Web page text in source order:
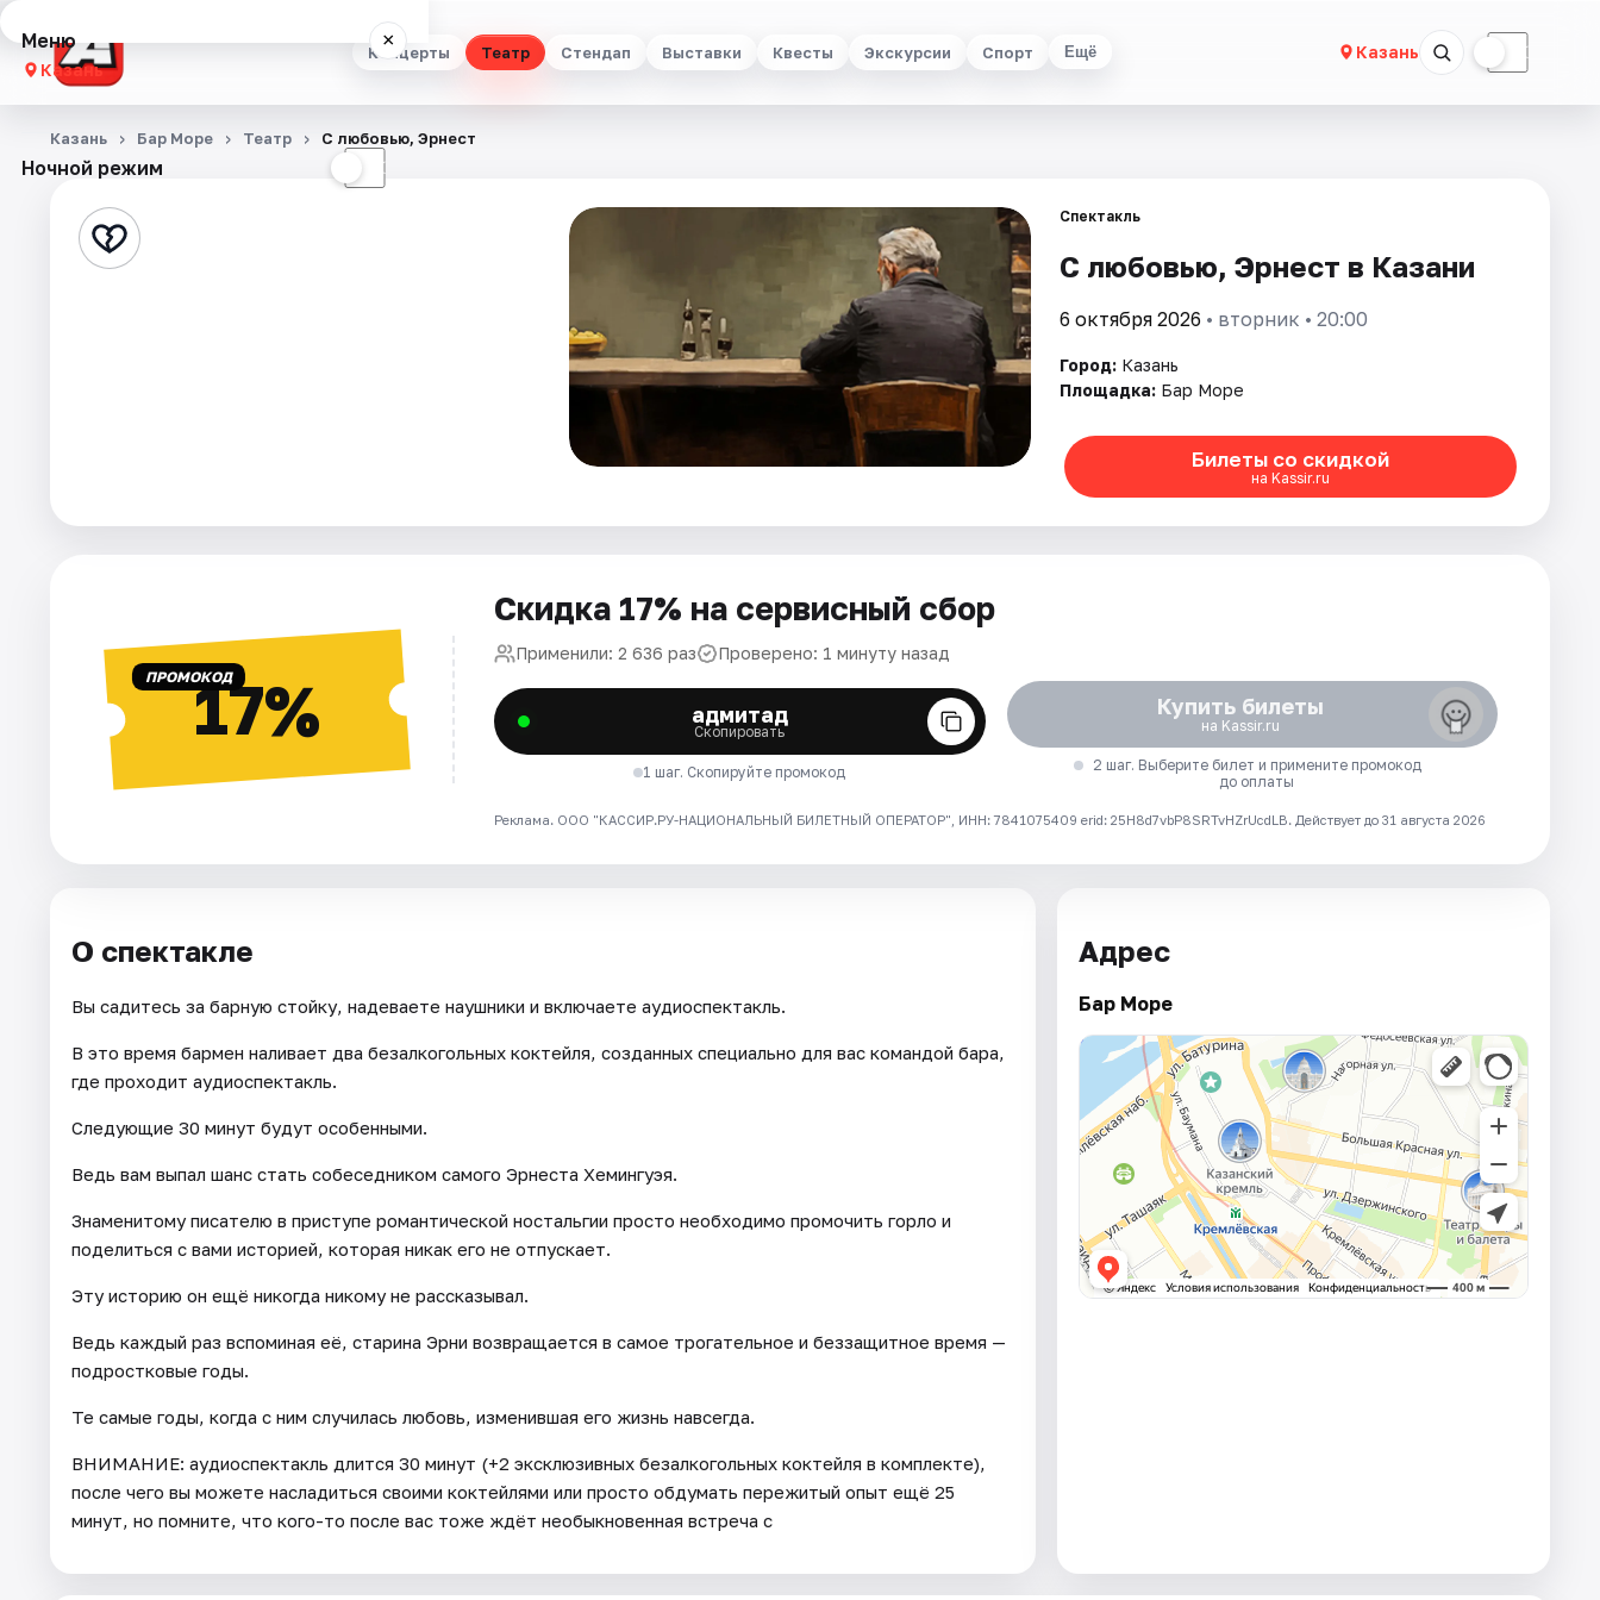
Концерты Театр Стендап Выставки Квесты Экскурсии Спорт Ещё Казань ☾
Меню ×
Казань
Концерты
Стендап
Площадки
Рейтинги
Ночной режим ☾
Казань Бар Море Театр С любовью, Эрнест
Спектакль
С любовью, Эрнест в Казани
6 октября 2026 • вторник • 20:00
Город: Казань
Площадка: Бар Море
Билеты со скидкой
на Kassir.ru
ПРОМОКОД17%
Скидка 17% на сервисный сбор
Применили: 2 636 раз Проверено: 1 минуту назад
адмитад
Скопировать
1 шаг. Скопируйте промокод
Купить билеты
на Kassir.ru
2 шаг. Выберите билет и примените промокод
до оплаты
Реклама. ООО "КАССИР.РУ-НАЦИОНАЛЬНЫЙ БИЛЕТНЫЙ ОПЕРАТОР", ИНН: 7841075409 erid: 25H8d7vbP8SRTvHZrUcdLB. Действует до 31 августа 2026
О спектакле
Вы садитесь за барную стойку, надеваете наушники и включаете аудиоспектакль.
В это время бармен наливает два безалкогольных коктейля, созданных специально для вас командой бара,
где проходит аудиоспектакль.
Следующие 30 минут будут особенными.
Ведь вам выпал шанс стать собеседником самого Эрнеста Хемингуэя.
Знаменитому писателю в приступе романтической ностальгии просто необходимо промочить горло и
поделиться с вами историей, которая никак его не отпускает.
Эту историю он ещё никогда никому не рассказывал.
Ведь каждый раз вспоминая её, старина Эрни возвращается в самое трогательное и беззащитное время —
подростковые годы.
Те самые годы, когда с ним случилась любовь, изменившая его жизнь навсегда.
ВНИМАНИЕ: аудиоспектакль длится 30 минут (+2 эксклюзивных безалкогольных коктейля в комплекте),
после чего вы можете насладиться своими коктейлями или просто обдумать пережитый опыт ещё 25
минут, но помните, что кого-то после вас тоже ждёт необыкновенная встреча с
Адрес
Бар Море